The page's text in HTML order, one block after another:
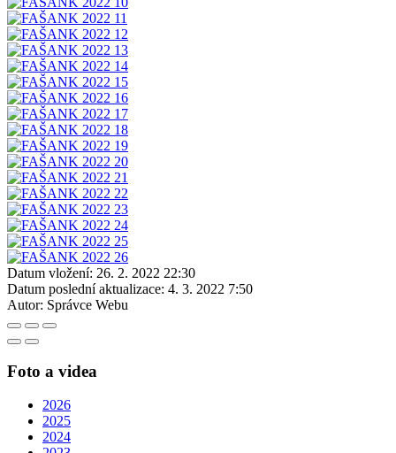
Datum vložení: 26. 2. 2022 22:30
Datum poslední aktualizace: 4. 3. 2022 7:50
Autor: Správce Webu
Foto a videa
2026
2025
2024